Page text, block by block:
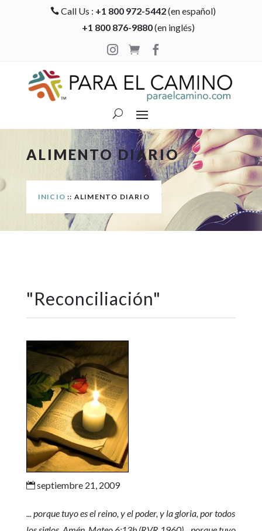
 Call Us : +1 800 972-5442(en español)
+1 800 876-9880(en inglés)

 
ALIMENTO DIARIO
INICIO :: ALIMENTO DIARIO
"Reconciliación"
septiembre 21, 2009
... porque tuyo es el reino, y el poder, y la gloria, por todos